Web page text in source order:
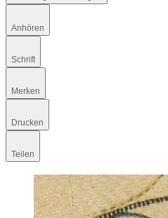
Anhören
Schrift
Merken
Drucken
Teilen